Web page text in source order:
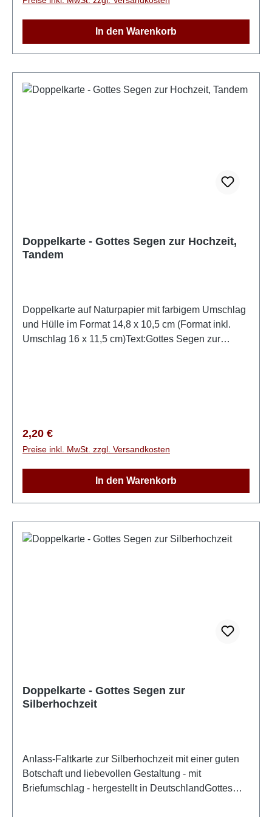
In den Warenkorb
Doppelkarte - Gottes Segen zur Hochzeit,
Tandem
Doppelkarte auf Naturpapier mit farbigem Umschlag
und Hülle im Format 14,8 x 10,5 cm (Format inkl.
Umschlag 16 x 11,5 cm)Text:Gottes Segen zur
Regulärer Preis:
2,20 €
Preise inkl. MwSt. zzgl. Versandkosten
In den Warenkorb
Doppelkarte - Gottes Segen zur
Silberhochzeit
Anlass-Faltkarte zur Silberhochzeit mit einer guten
Botschaft und liebevollen Gestaltung - mit
Briefumschlag - hergestellt in DeutschlandGottes